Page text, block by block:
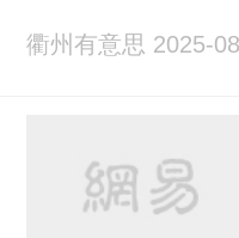
衢州有意思 2025-